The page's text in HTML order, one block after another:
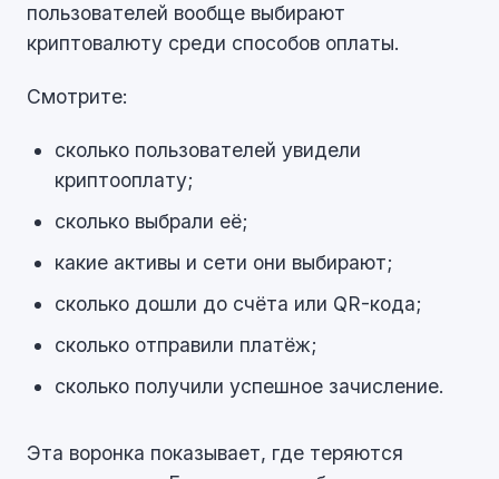
пользователей вообще выбирают
криптовалюту среди способов оплаты.
Смотрите:
сколько пользователей увидели
криптооплату;
сколько выбрали её;
какие активы и сети они выбирают;
сколько дошли до счёта или QR-кода;
сколько отправили платёж;
сколько получили успешное зачисление.
Эта воронка показывает, где теряются